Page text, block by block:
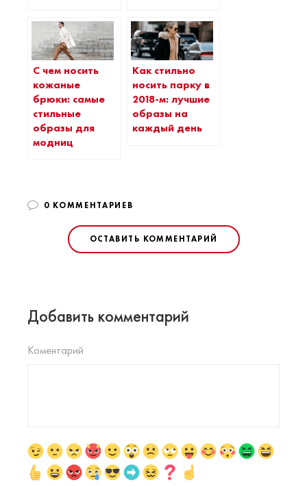
С чем носить
кожаные
брюки: самые
стильные
образы для
модниц
Как стильно
носить парку в
2018-м: лучшие
образы на
каждый день
0 КОММЕНТАРИЕВ
ОСТАВИТЬ КОММЕНТАРИЙ
Добавить комментарий
Коментарий